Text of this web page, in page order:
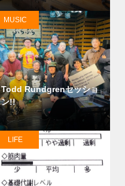
Todd Rundgrenセッショ
ン!!
MUSIC
LIFE